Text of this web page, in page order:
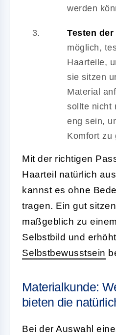
werden
Testen
möglich,
Haarteile,
sie sitzen
Material
sollte nicht
eng sein,
Komfort zu
Mit der richtigen
Haarteil natürlich
kannst es ohne
tragen. Ein gut
maßgeblich zu
Selbstbild und
Selbstbewusstsein
Materialkunde:
bieten die
Bei der Auswahl